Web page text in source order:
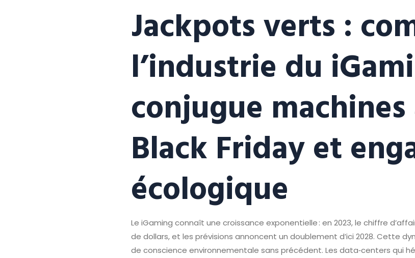
Jackpots verts :
l’industrie du
conjugue machines
Black Friday et
écologique
Le iGaming connaît une croissance exponentielle : en 2023, le chiffre
de dollars, et les prévisions annoncent un doublement d’ici 2028. Cette
de conscience environnementale sans précédent. Les data‑centers qui